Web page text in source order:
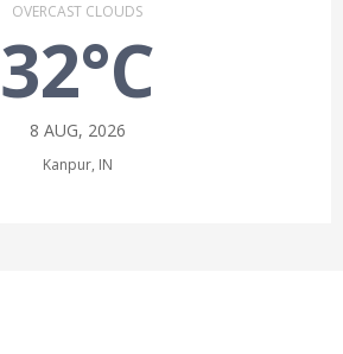
OVERCAST CLOUDS
32°C
8 AUG, 2026
Kanpur, IN